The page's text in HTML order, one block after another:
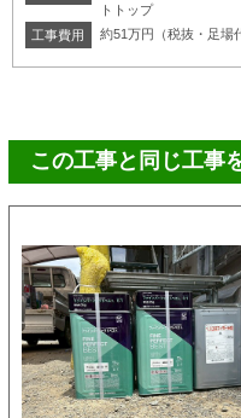
トトップ
工事費用
約51万円（税抜・足場
この工事と同じ工事